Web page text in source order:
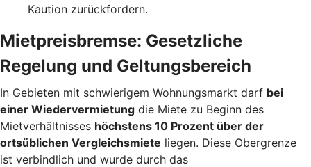
Kaution zurückfordern.
Mietpreisbremse: Gesetzliche
Regelung und Geltungsbereich
In Gebieten mit schwierigem Wohnungsmarkt darf bei
einer Wiedervermietung die Miete zu Beginn des
Mietverhältnisses höchstens 10 Prozent über der
ortsüblichen Vergleichsmiete liegen. Diese Obergrenze
ist verbindlich und wurde durch das